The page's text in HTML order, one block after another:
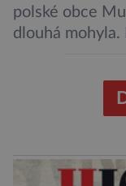
polské obce
dlouhá
mohyl, které